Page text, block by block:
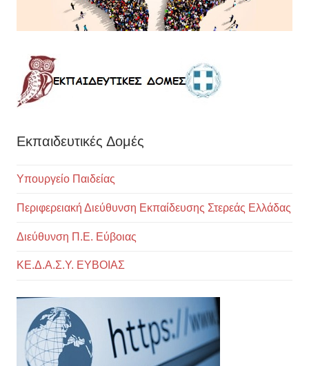
Εκπαιδευτικές Δομές
Υπουργείο Παιδείας
Περιφερειακή Διεύθυνση Εκπαίδευσης Στερεάς Ελλάδας
Διεύθυνση Π.Ε. Εύβοιας
ΚΕ.Δ.Α.Σ.Υ. ΕΥΒΟΙΑΣ